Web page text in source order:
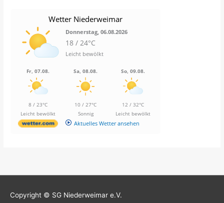
Wetter Niederweimar
Donnerstag, 06.08.2026
18 / 24°C
Leicht bewölkt
Fr, 07.08.
8 / 23°C
Leicht bewölkt
Sa, 08.08.
10 / 27°C
Sonnig
So, 09.08.
12 / 32°C
Leicht bewölkt
Aktuelles Wetter ansehen
Copyright © SG Niederweimar e.V.